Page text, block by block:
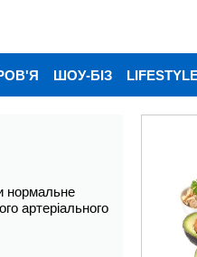
ШОУ-БІЗ
нормальне
артеріального